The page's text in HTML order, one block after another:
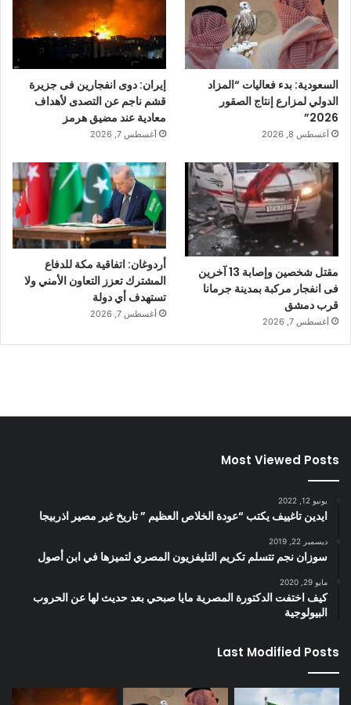
السعودية: بدء فعاليات “المزاد
الدولي لمزارع إنتاج الصقور
2026”
أغسطس 8, 2026
إيران: دوى انفجارين فى جزيرة
قشم ناجم عن التصدى لأهداف
معادية عند مضيق هرمز
أغسطس 7, 2026
مقتل شخصين وإصابة 13 آخرين
فى انفجار مركبة بمدينة جرمانا
قرب دمشق
أغسطس 7, 2026
أردوغان: اتفاقية مكة للدفاع
المشترك تعزز التعاون الأمني ولا
تستهدف أي دولة
أغسطس 7, 2026
Most Viewed Posts
يونيو 12, 2022
ايدين تاغييف يكتب “عودة الخلاص العظيم ” تاريخ غير مصير اذربيجا
ديسمبر 22, 2019
سوزان نجم تتسلم تكريم التليفزيون المصري لتميزها في ابن أصول
مايو 29, 2020
كيف اختفت الدكتورة المصرية مايا صبحي بعد حديث لها عن الحروب
البيولوجية
Last Modified Posts